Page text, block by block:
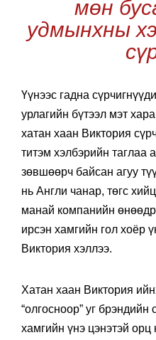
мөн
удмынхны
Үүнээс гадна
урлагийн бүтээл мэт
хатан хаан Виктория
титэм хэлбэрийн таглаа
зөвшөөрч байсан агуу
нь Англи чанар, төгс
манай компанийн
ирсэн хамгийн гол хоёр
Виктория хэллээ.
Хатан хаан Виктория
“олгосноор” уг брэндийн
хамгийн үнэ цэнэтэй орц